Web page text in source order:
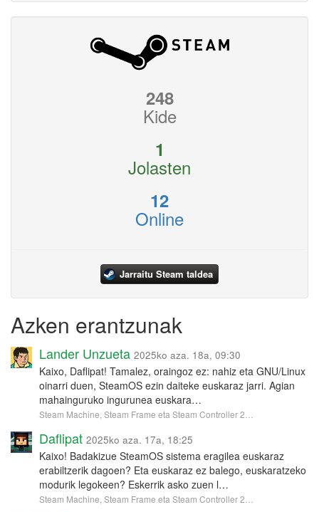
248
Kide
1
Jolasten
12
Online
Jarraitu Steam taldea
Azken erantzunak
Lander Unzueta 2025ko aza. 18a, 09:30
Kaixo, Daflipat! Tamalez, oraingoz ez: nahiz eta GNU/Linux
oinarri duen, SteamOS ezin daiteke euskaraz jarri. Agian
mahainguruko ingurunea euskara…
Steam Machine, Steam Frame eta Steam Controller 2…
Daflipat 2025ko aza. 17a, 18:25
Kaixo! Badakizue SteamOS sistema eragilea euskaraz
erabiltzerik dagoen? Eta euskaraz ez balego, euskaratzeko
modurik legokeen? Eskerrik asko zuen l…
Steam Machine, Steam Frame eta Steam Controller 2…